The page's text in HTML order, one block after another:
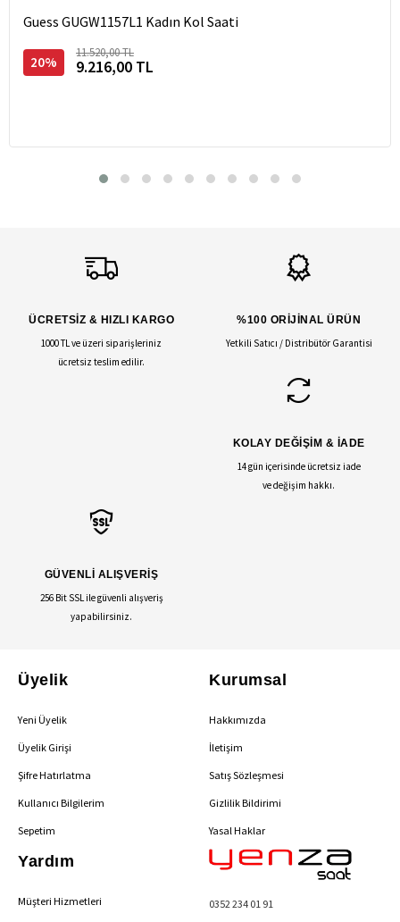
Guess GUGW1157L1 Kadın Kol Saati
20%
11.520,00 TL
9.216,00 TL
ÜCRETSİZ & HIZLI KARGO
1000 TL ve üzeri siparişleriniz
ücretsiz teslim edilir.
%100 ORİJİNAL ÜRÜN
Yetkili Satıcı / Distribütör Garantisi
KOLAY DEĞİŞİM & İADE
14 gün içerisinde ücretsiz iade
ve değişim hakkı.
GÜVENLİ ALIŞVERİŞ
256 Bit SSL ile güvenli alışveriş
yapabilirsiniz.
Üyelik
Yeni Üyelik
Üyelik Girişi
Şifre Hatırlatma
Kullanıcı Bilgilerim
Sepetim
Kurumsal
Hakkımızda
İletişim
Satış Sözleşmesi
Gizlilik Bildirimi
Yasal Haklar
Yardım
Müşteri Hizmetleri 0352 234 01 91